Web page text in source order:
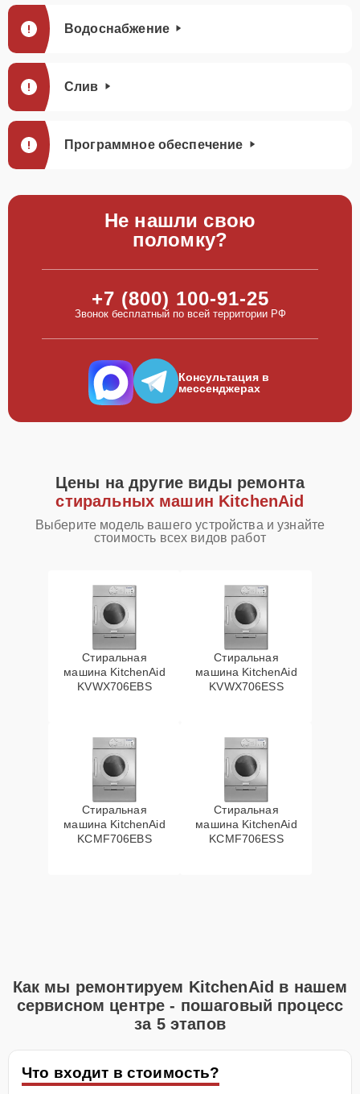
Водоснабжение
Слив
Программное обеспечение
Не нашли свою
поломку?
+7 (800) 100-91-25
Звонок бесплатный по всей территории РФ
Консультация в
мессенджерах
Цены на другие виды ремонта
стиральных машин KitchenAid
Выберите модель вашего устройства и узнайте
стоимость всех видов работ
Стиральная
машина KitchenAid
KVWX706EBS
Стиральная
машина KitchenAid
KVWX706ESS
Стиральная
машина KitchenAid
KCMF706EBS
Стиральная
машина KitchenAid
KCMF706ESS
Как мы ремонтируем KitchenAid в нашем
сервисном центре - пошаговый процесс
за 5 этапов
Что входит в стоимость?